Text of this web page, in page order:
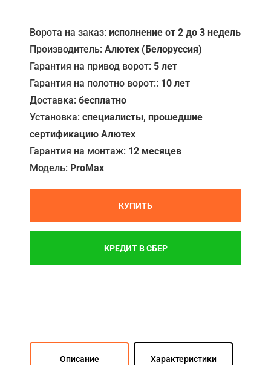
Отзывы
Контакты
Ворота на заказ: исполнение от 2 до 3 недель
Производитель: Алютех (Белоруссия)
Гарантия на привод ворот: 5 лет
Гарантия на полотно ворот:: 10 лет
Доставка: бесплатно
Установка: специалисты, прошедшие
сертификацию Алютех
Гарантия на монтаж: 12 месяцев
Модель: ProMax
КУПИТЬ
КРЕДИТ В СБЕР
Описание Характеристики